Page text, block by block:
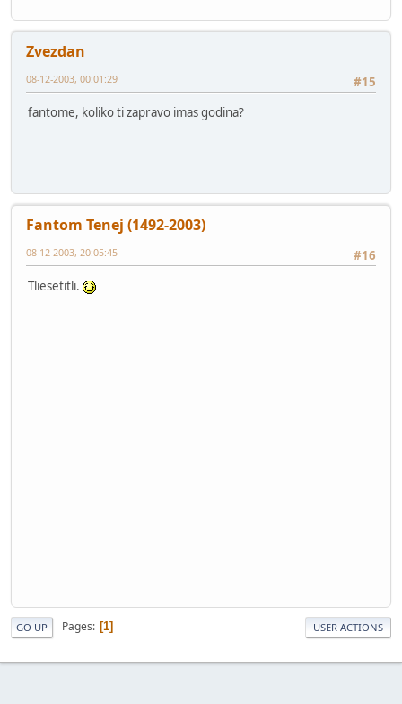
Zvezdan
#15
08-12-2003, 00:01:29
fantome, koliko ti zapravo imas godina?
Fantom Tenej (1492-2003)
#16
08-12-2003, 20:05:45
Tliesetitli.
GO UP Pages 1 USER ACTIONS